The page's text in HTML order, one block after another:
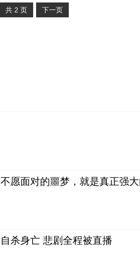
共 2 页 下一页
愿面对的噩梦，就是真正强
杀身亡 悲剧全程被直播